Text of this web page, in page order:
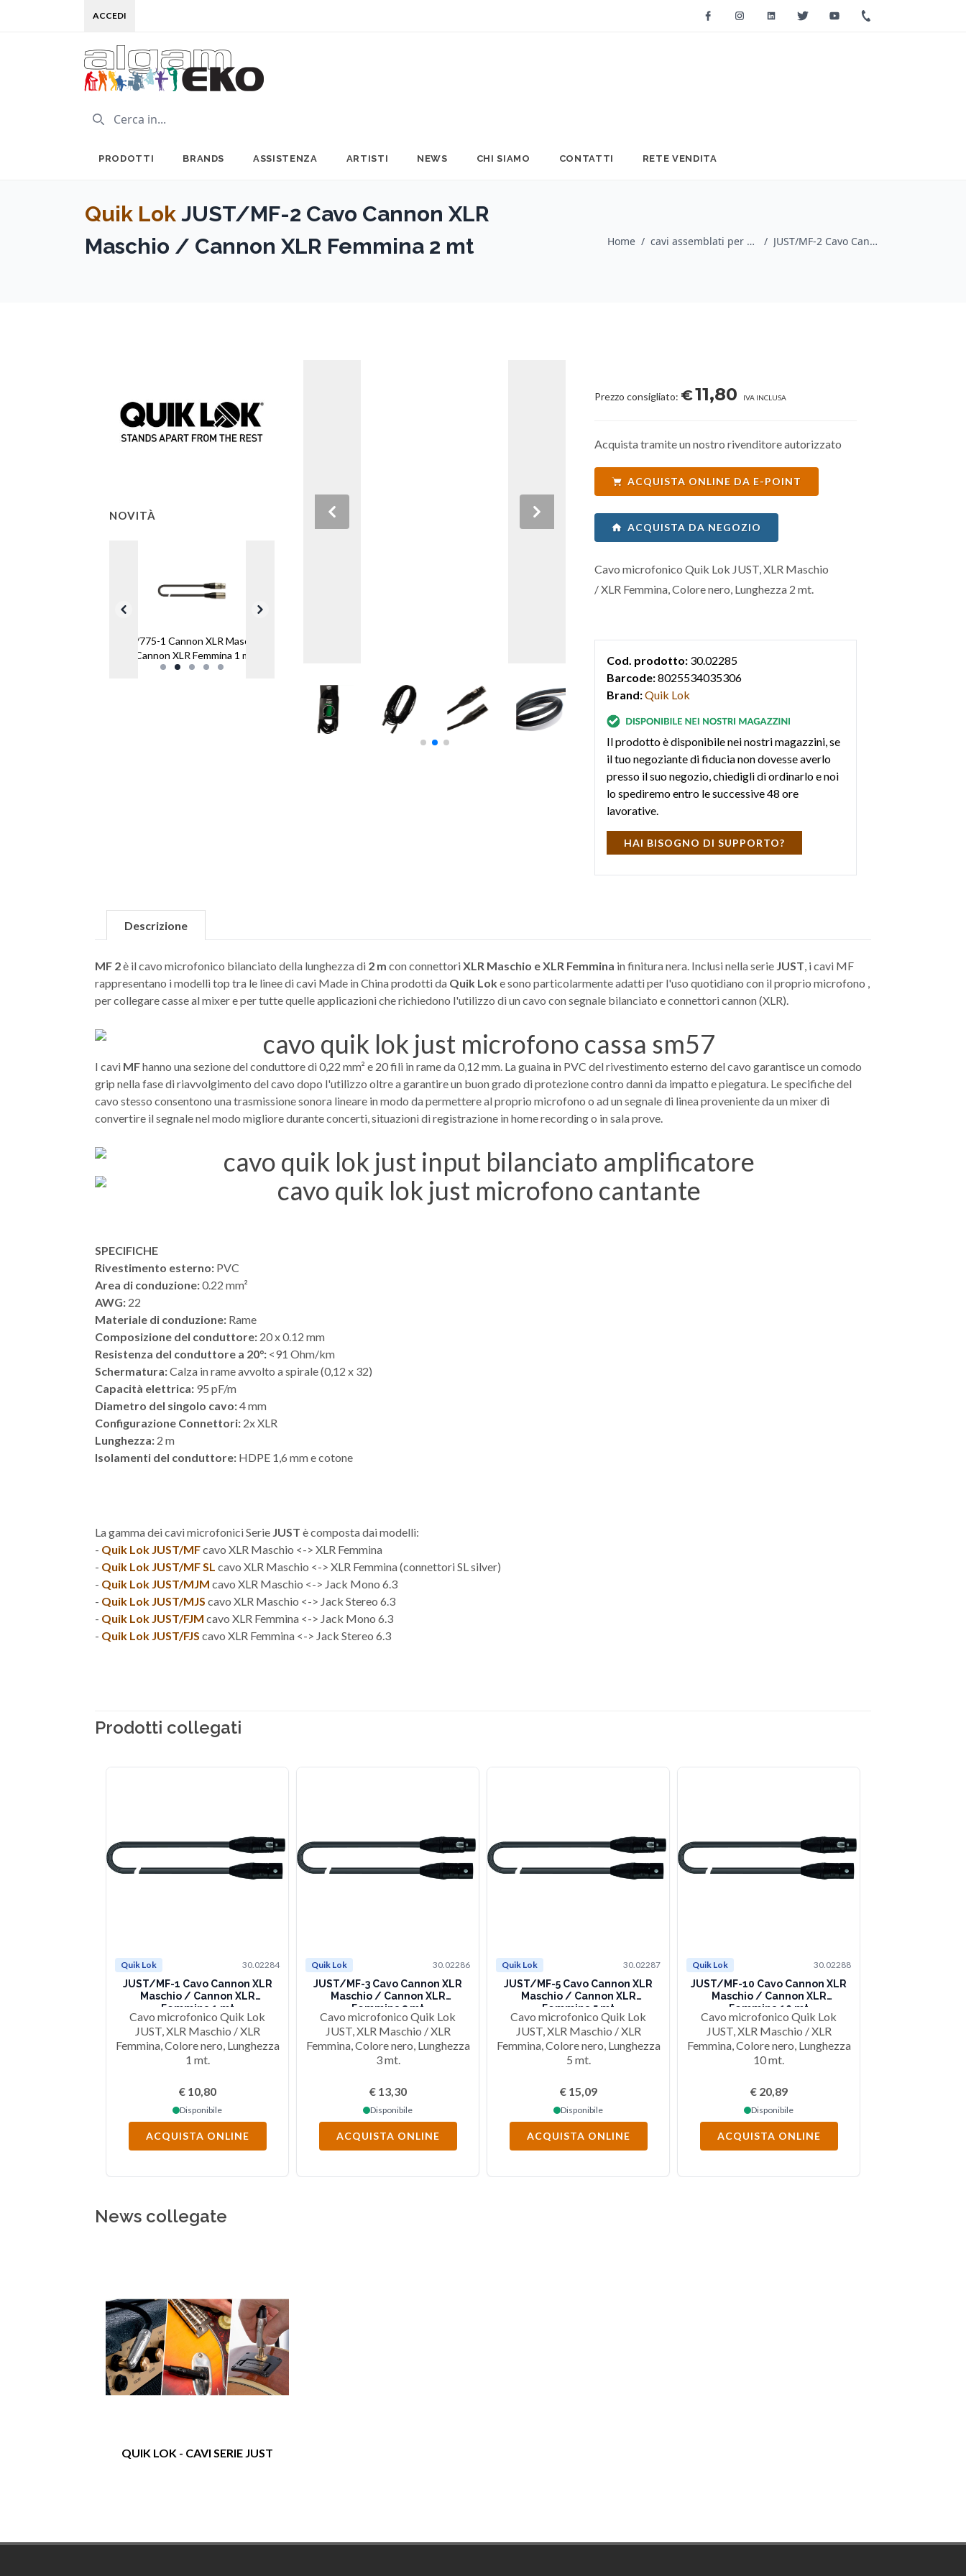
ACCEDI FacebookInstagramLinkedinTwitter Youtube
PRODOTTI BRANDS ASSISTENZA ARTISTI NEWS CHI SIAMO CONTATTI RETE VENDITA
Quik Lok JUST/MF-2 Cavo Cannon XLR
Maschio / Cannon XLR Femmina 2 mt
Home / cavi assemblati per microfono / Quik Lok / JUST/MF-2 Cavo Cannon XLR Maschio / Cannon XLR Femmina 2 mt
NOVITÀ
MX/775-1 Cannon XLR Maschio
/ Cannon XLR Femmina 1 mt
Previous Next
Prezzo consigliato: €11,80 IVA INCLUSA
Acquista tramite un nostro rivenditore autorizzato
ACQUISTA ONLINE DA E-POINT
ACQUISTA DA NEGOZIO
Cavo microfonico Quik Lok JUST, XLR Maschio
/ XLR Femmina, Colore nero, Lunghezza 2 mt.
Cod. prodotto: 30.02285
Barcode:8025534035306
Brand:Quik Lok
Il prodotto è disponibile nei nostri magazzini, se
il tuo negoziante di fiducia non dovesse averlo
presso il suo negozio, chiedigli di ordinarlo e noi
lo spediremo entro le successive 48 ore
lavorative.
HAI BISOGNO DI SUPPORTO?
Descrizione
MF 2è il cavo microfonico bilanciato della lunghezza di 2 m con connettoriXLR Maschio e XLR Femmina in finitura nera. Inclusi nella serie JUST, i cavi MF
rappresentano i modelli top tra le linee di cavi Made in China prodotti da Quik Loke sono particolarmente adatti per l'uso quotidiano con il proprio microfono ,
per collegare casse al mixer e per tutte quelle applicazioni che richiedono l'utilizzo di un cavo con segnale bilanciato e connettori cannon (XLR).
I cavi MFhanno una sezione del conduttore di 0,22 mm² e 20 fili in rame da 0,12 mm. La guaina in PVC del rivestimento esterno del cavo garantisce un comodo
grip nella fase di riavvolgimento del cavo dopo l'utilizzo oltre a garantire un buon grado di protezione contro danni da impatto e piegatura. Le specifiche del
cavo stesso consentono una trasmissione sonora lineare in modo da permettere al proprio microfono o ad un segnale di linea proveniente da un mixer di
convertire il segnale nel modo migliore durante concerti, situazioni di registrazione in home recording o in sala prove.
SPECIFICHE
Rivestimento esterno: PVC
Area di conduzione:0.22 mm²
AWG: 22
Materiale di conduzione: Rame
Composizione del conduttore: 20 x 0.12 mm
Resistenza del conduttore a 20°: <91 Ohm/km
Schermatura:Calza in rame avvolto a spirale (0,12 x 32)
Capacità elettrica: 95 pF/m
Diametro del singolo cavo:4 mm
Configurazione Connettori: 2x XLR
Lunghezza: 2 m
Isolamenti del conduttore: HDPE 1,6 mm e cotone
La gamma dei cavi microfonici Serie JUST è composta dai modelli:
- Quik Lok JUST/MFcavo XLR Maschio <-> XLR Femmina
- Quik Lok JUST/MF SL cavo XLR Maschio <-> XLR Femmina (connettori SL silver)
- Quik Lok JUST/MJM cavo XLR Maschio <-> Jack Mono 6.3
- Quik Lok JUST/MJS cavo XLR Maschio <-> Jack Stereo 6.3
- Quik Lok JUST/FJM cavo XLR Femmina <-> Jack Mono 6.3
- Quik Lok JUST/FJS cavo XLR Femmina <-> Jack Stereo 6.3
Prodotti collegati
Quik Lok 30.02284
JUST/MF-1 Cavo Cannon XLR
Maschio / Cannon XLR
Femmina 1 mt
Cavo microfonico Quik Lok
JUST, XLR Maschio / XLR
Femmina, Colore nero, Lunghezza
1 mt.
€ 10,80
Disponibile
ACQUISTA ONLINE
Quik Lok 30.02286
JUST/MF-3 Cavo Cannon XLR
Maschio / Cannon XLR
Femmina 3 mt
Cavo microfonico Quik Lok
JUST, XLR Maschio / XLR
Femmina, Colore nero, Lunghezza
3 mt.
€ 13,30
Disponibile
ACQUISTA ONLINE
Quik Lok 30.02287
JUST/MF-5 Cavo Cannon XLR
Maschio / Cannon XLR
Femmina 5 mt
Cavo microfonico Quik Lok
JUST, XLR Maschio / XLR
Femmina, Colore nero, Lunghezza
5 mt.
€ 15,09
Disponibile
ACQUISTA ONLINE
Quik Lok 30.02288
JUST/MF-10 Cavo Cannon XLR
Maschio / Cannon XLR
Femmina 10 mt
Cavo microfonico Quik Lok
JUST, XLR Maschio / XLR
Femmina, Colore nero, Lunghezza
10 mt.
€ 20,89
Disponibile
ACQUISTA ONLINE
News collegate
QUIK LOK - CAVI SERIE JUST